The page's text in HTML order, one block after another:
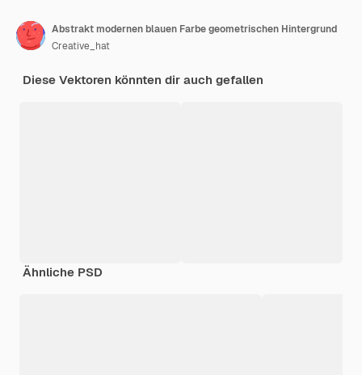
Abstrakt modernen blauen Farbe geometrischen Hintergrund
Creative_hat
Diese Vektoren könnten dir auch gefallen
Ähnliche PSD